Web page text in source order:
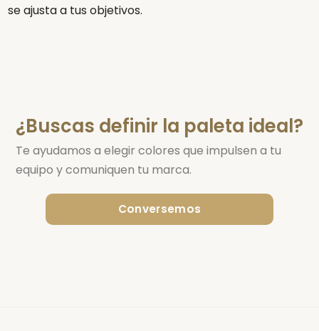
se ajusta a tus objetivos.
¿Buscas definir la paleta ideal?
Te ayudamos a elegir colores que impulsen a tu
equipo y comuniquen tu marca.
Conversemos